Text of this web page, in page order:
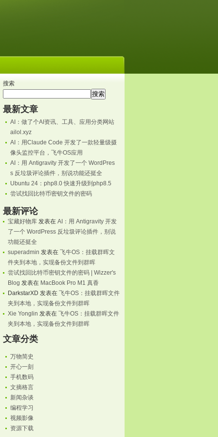
搜索
搜索
最新文章
AI：做了个AI资讯、工具、应用分类网站
ailol.xyz
AI：用Claude Code 开发了一款轻量级摄
像头监控平台，飞牛OS应用
AI：用 Antigravity 开发了一个 WordPres
s 反垃圾评论插件，别说功能还挺全
Ubuntu 24：php8.0 快速升级到php8.5
尝试找回比特币密钥文件的密码
最新评论
宝藏好物库 发表在 AI：用 Antigravity 开发
了一个 WordPress 反垃圾评论插件，别说
功能还挺全
superadmin 发表在 飞牛OS：挂载群晖文
件夹到本地，实现备份文件到群晖
尝试找回比特币密钥文件的密码 | Wizzer's
Blog 发表在 MacBook Pro M1 真香
DarkstarXD 发表在 飞牛OS：挂载群晖文件
夹到本地，实现备份文件到群晖
Xie Yonglin 发表在 飞牛OS：挂载群晖文件
夹到本地，实现备份文件到群晖
文章分类
万物简史
开心一刻
手机数码
文摘格言
新闻杂谈
编程学习
视频影像
资源下载